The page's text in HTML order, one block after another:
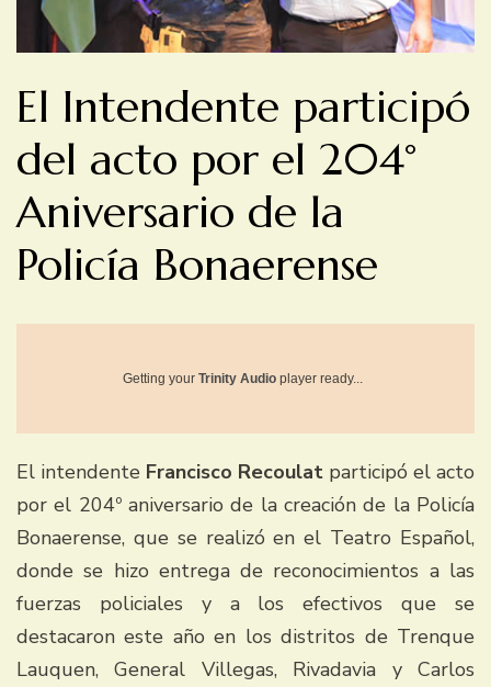
El Intendente participó
del acto por el 204°
Aniversario de la
Policía Bonaerense
Getting your Trinity Audio player ready...
El intendente Francisco Recoulat participó el acto
por el 204º aniversario de la creación de la Policía
Bonaerense, que se realizó en el Teatro Español,
donde se hizo entrega de reconocimientos a las
fuerzas policiales y a los efectivos que se
destacaron este año en los distritos de Trenque
Lauquen, General Villegas, Rivadavia y Carlos